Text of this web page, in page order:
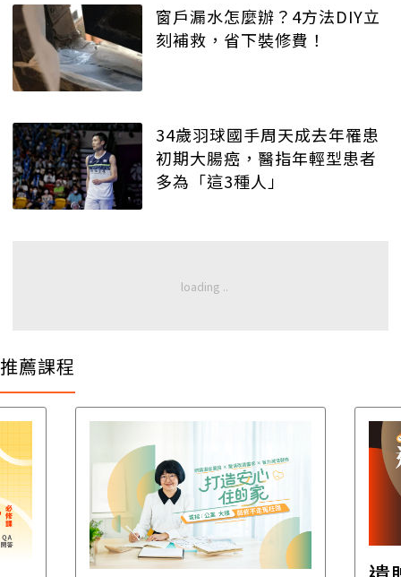
窗戶漏水怎麼辦？4方法DIY立
刻補救，省下裝修費！
34歲羽球國手周天成去年罹患
初期大腸癌，醫指年輕型患者
多為「這3種人」
推薦課程